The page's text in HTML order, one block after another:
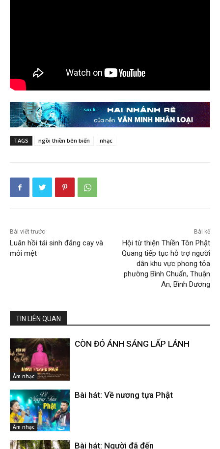
TAGS ngồi thiền bên biển nhạc
Bài viết trước
Luân hồi tái sinh đắng cay và
mỏi mệt
Bài kế
Hội từ thiện Thiền Tôn Phật
Quang tiếp tục hỗ trợ người
dân khu vực phong tỏa
phường Bình Chuẩn, Thuận
An, Bình Dương
TIN LIÊN QUAN
Âm nhạc
CÒN ĐÓ ÁNH SÁNG LẤP LÁNH
Âm nhạc
Bài hát: Về nương tựa Phật
Bài hát: Người đã đến